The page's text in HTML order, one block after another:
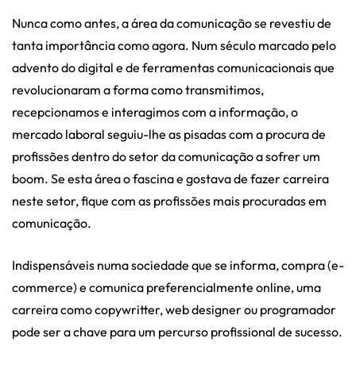
Nunca como antes, a área da comunicação se revestiu de
tanta importância como agora. Num século marcado pelo
advento do digital e de ferramentas comunicacionais que
revolucionaram a forma como transmitimos,
recepcionamos e interagimos com a informação, o
mercado laboral seguiu-lhe as pisadas com a procura de
profissões dentro do setor da comunicação a sofrer um
boom. Se esta área o fascina e gostava de fazer carreira
neste setor, fique com as profissões mais procuradas em
comunicação.
Indispensáveis numa sociedade que se informa, compra (e-
commerce) e comunica preferencialmente online, uma
carreira como copywritter, web designer ou programador
pode ser a chave para um percurso profissional de sucesso.